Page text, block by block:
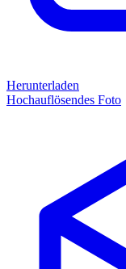
Herunterladen
Hochauflösendes Foto